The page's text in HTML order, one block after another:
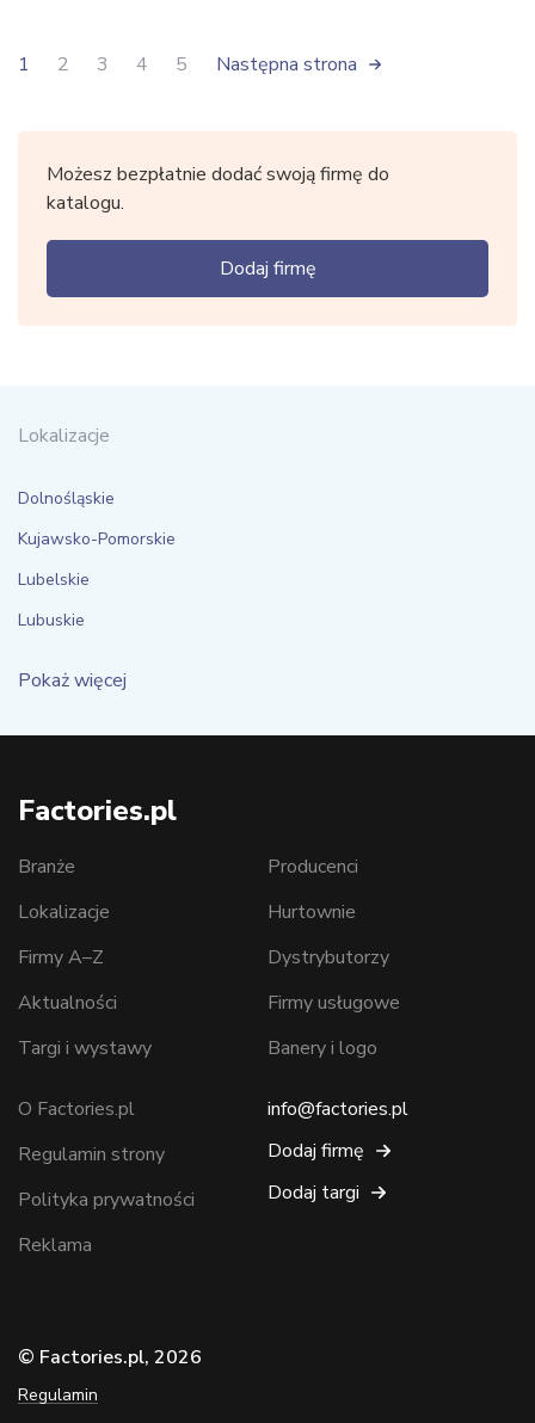
1 2 3 4 5 Następna strona
Możesz bezpłatnie dodać swoją firmę do
katalogu.
Dodaj firmę
Lokalizacje
Dolnośląskie
Kujawsko-Pomorskie
Lubelskie
Lubuskie
Pokaż więcej
Factories.pl
Branże
Lokalizacje
Firmy A–Z
Aktualności
Targi i wystawy
Producenci
Hurtownie
Dystrybutorzy
Firmy usługowe
Banery i logo
O Factories.pl
Regulamin strony
Polityka prywatności
Reklama
info@factories.pl
Dodaj firmę
Dodaj targi
© Factories.pl, 2026
Regulamin